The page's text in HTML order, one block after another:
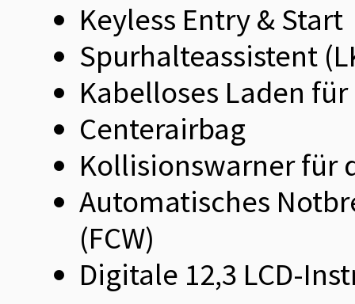
Keyless Entry & Start
Spurhalteassistent
Kabelloses Laden
Centerairbag
Kollisionswarner für
Automatisches
(FCW)
Digitale 12,3 LCD-